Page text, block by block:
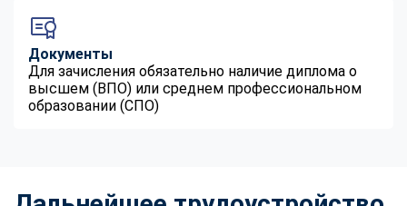
Документы
Для зачисления обязательно наличие диплома о
высшем (ВПО) или среднем профессиональном
образовании (СПО)